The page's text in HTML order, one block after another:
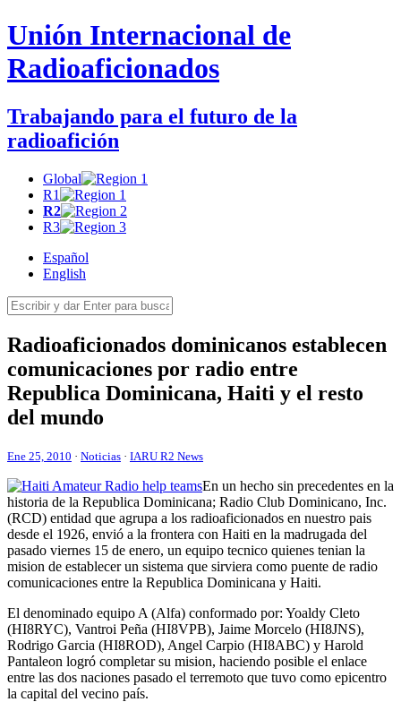
Unión Internacional de
Radioaficionados
Trabajando para el futuro de la
radioafición
Global
R1
R2
R3
Español
English
Radioaficionados dominicanos establecen
comunicaciones por radio entre
Republica Dominicana, Haiti y el resto
del mundo
Ene 25, 2010 · Noticias · IARU R2 News
En un hecho sin precedentes en la
historia de la Republica Dominicana; Radio Club Dominicano, Inc.
(RCD) entidad que agrupa a los radioaficionados en nuestro pais
desde el 1926, envió a la frontera con Haiti en la madrugada del
pasado viernes 15 de enero, un equipo tecnico quienes tenian la
mision de establecer un sistema que sirviera como puente de radio
comunicaciones entre la Republica Dominicana y Haiti.
El denominado equipo A (Alfa) conformado por: Yoaldy Cleto
(HI8RYC), Vantroi Peña (HI8VPB), Jaime Morcelo (HI8JNS),
Rodrigo Garcia (HI8ROD), Angel Carpio (HI8ABC) y Harold
Pantaleon logró completar su mision, haciendo posible el enlace
entre las dos naciones pasado el terremoto que tuvo como epicentro
la capital del vecino país.